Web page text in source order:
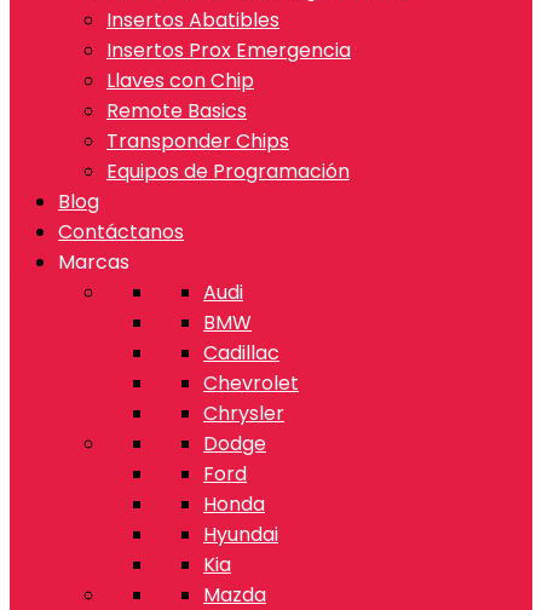
Insertos Abatibles
Insertos Prox Emergencia
Llaves con Chip
Remote Basics
Transponder Chips
Equipos de Programación
Blog
Contáctanos
Marcas
Audi
BMW
Cadillac
Chevrolet
Chrysler
Dodge
Ford
Honda
Hyundai
Kia
Mazda